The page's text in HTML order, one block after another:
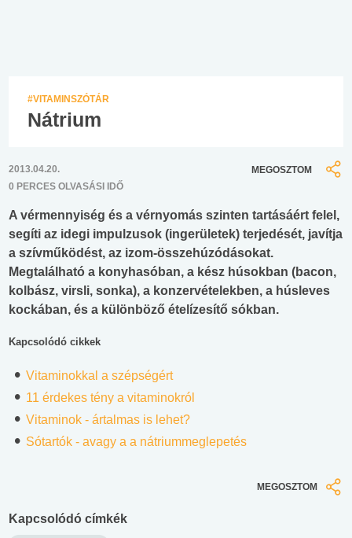
#VITAMINSZÓTÁR
Nátrium
2013.04.20.
0 PERCES OLVASÁSI IDŐ
MEGOSZTOM
A vérmennyiség és a vérnyomás szinten tartásáért felel,
segíti az idegi impulzusok (ingerületek) terjedését, javítja
a szívműködést, az izom-összehúzódásokat.
Megtalálható a konyhasóban, a kész húsokban (bacon,
kolbász, virsli, sonka), a konzervételekben, a húsleves
kockában, és a különböző ételízesítő sókban.
Kapcsolódó cikkek
Vitaminokkal a szépségért
11 érdekes tény a vitaminokról
Vitaminok - ártalmas is lehet?
Sótartók - avagy a a nátriummeglepetés
MEGOSZTOM
Kapcsolódó címkék